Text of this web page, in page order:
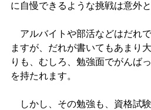
に自慢できるような挑戦は意外
アルバイトや部活などはだれ
ますが、だれが書いてもあまり
りも、むしろ、勉強面でがんば
を持たれます。
しかし、その勉強も、資格試